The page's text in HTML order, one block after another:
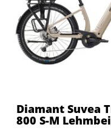
Diamant Suvea
800 S-M